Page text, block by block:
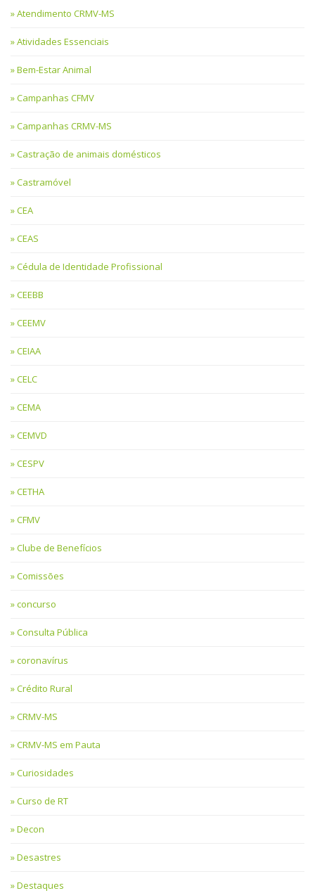
Atendimento CRMV-MS
Atividades Essenciais
Bem-Estar Animal
Campanhas CFMV
Campanhas CRMV-MS
Castração de animais domésticos
Castramóvel
CEA
CEAS
Cédula de Identidade Profissional
CEEBB
CEEMV
CEIAA
CELC
CEMA
CEMVD
CESPV
CETHA
CFMV
Clube de Benefícios
Comissões
concurso
Consulta Pública
coronavírus
Crédito Rural
CRMV-MS
CRMV-MS em Pauta
Curiosidades
Curso de RT
Decon
Desastres
Destaques